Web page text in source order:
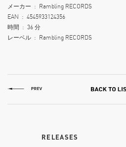
メーカー ‏ : ‎ Rambling RECORDS
EAN ‏ : ‎ 4545933124356
時間 ‏ : ‎ 36 分
レーベル ‏ : ‎ Rambling RECORDS
RELEASES